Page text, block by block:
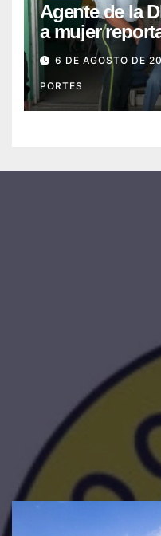
Agente de la
a mujer
desaparecida
desorientada
6 DE AGOSTO DE
PORTES